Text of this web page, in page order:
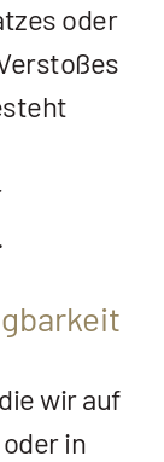
oder
wir auf
in